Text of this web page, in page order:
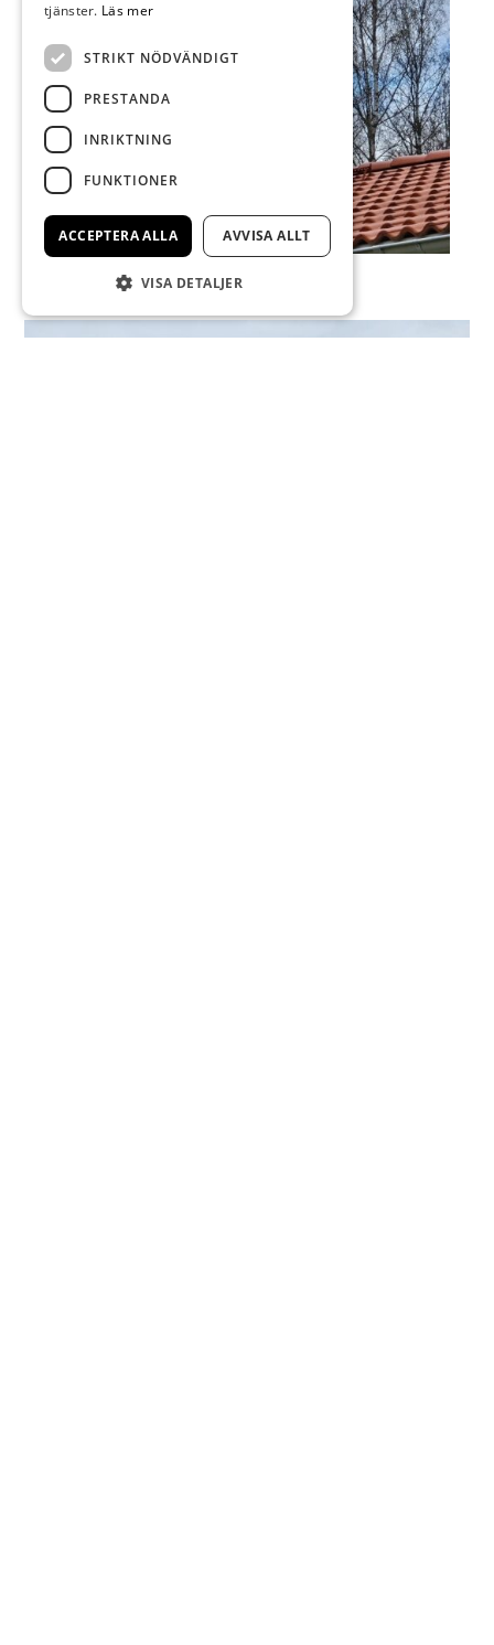
tjänster. Läs mer
STRIKT NÖDVÄNDIGT
PRESTANDA
INRIKTNING
FUNKTIONER
ACCEPTERA ALLA AVVISA ALLT
VISA DETALJER